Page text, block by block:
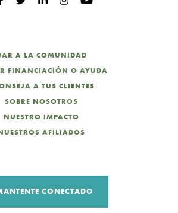
A LA COMUNIDAD
FINANCIACIÓN O AYUDA
A TUS CLIENTES
SOBRE NOSOTROS
NUESTRO IMPACTO
AFILIADOS
CONECTADO